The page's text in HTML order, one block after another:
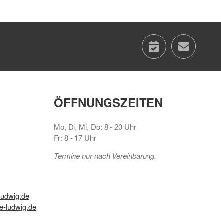
ludwig.de
ÖFFNUNGSZEITEN
Mo, Di, Mi, Do: 8 - 20 Uhr
Fr: 8 - 17 Uhr
Termine nur nach Vereinbarung.